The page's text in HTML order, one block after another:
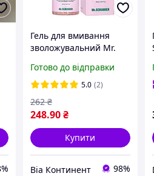
Гель для вмивання
зволожувальний Mr.
Acid з 4Д гіалуроновою
кислотою 150 мл
Готово до відправки
5.0 (2)
248.90 ₴
262 ₴
Купити
Віа Континент 98%